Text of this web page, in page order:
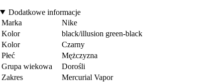
Dodatkowe informacje
Marka
Nike
Kolor
black/illusion green-black
Kolor
Czarny
Płeć
Mężczyzna
Grupa wiekowa
Dorośli
Zakres
Mercurial Vapor